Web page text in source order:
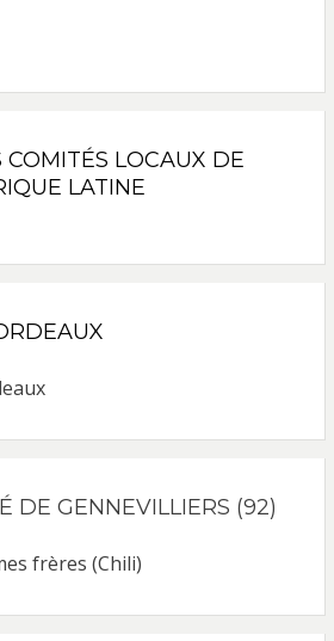
COMITÉS LOCAUX DE
LATINE
DE GENNEVILLIERS (92)
frères (Chili)